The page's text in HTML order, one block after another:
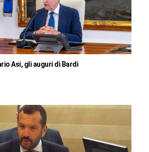
Asi, gli auguri di Bardi